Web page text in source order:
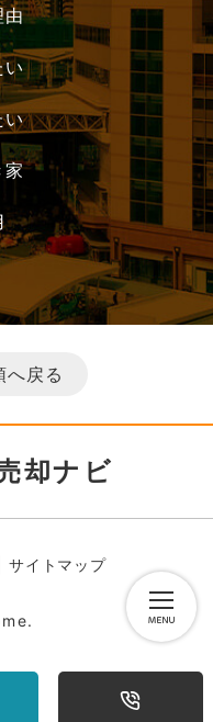
由
い
い
家
へ戻る
却ナビ
サイトマップ